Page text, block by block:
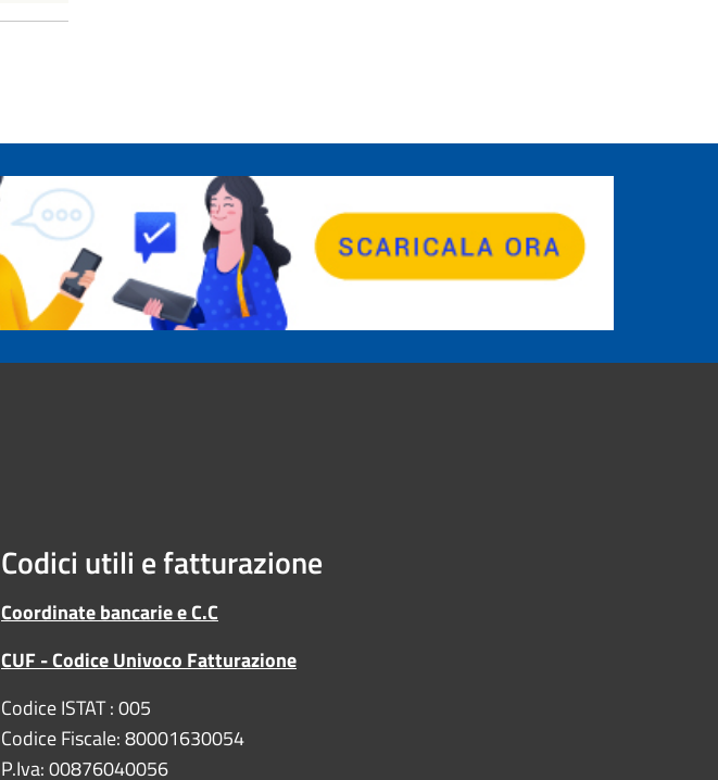
Codici utili e fatturazione
Coordinate bancarie e C.C
CUF - Codice Univoco Fatturazione
Codice ISTAT : 005
Codice Fiscale: 80001630054
P.Iva: 00876040056